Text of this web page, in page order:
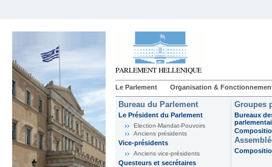
Le Parlement Organisation &
Bureau du Parlement
Le Président du Parlement
Election-Mandat-Pouvoirs
Anciens présidents
Vice-présidents
Anciens vice-présidents
Questeurs et secrétaires
Groupes
Bureaux